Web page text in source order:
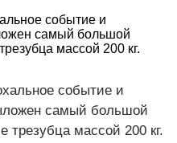
событие и
самый большой
массой 200 кг.
событие и
самый большой
массой 200 кг.